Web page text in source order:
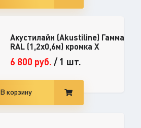
Акустилайн (Akustiline) Гамма
RAL (1,2x0,6м) кромка X
6 800 руб. /1 шт.
В корзину